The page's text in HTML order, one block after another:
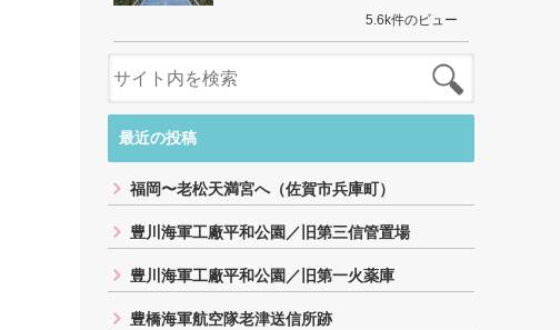
5.6k件のビュー
最近の投稿
福岡〜老松天満宮へ（佐賀市兵庫町）
豊川海軍工廠平和公園／旧第三信管置場
豊川海軍工廠平和公園／旧第一火薬庫
豊橋海軍航空隊老津送信所跡